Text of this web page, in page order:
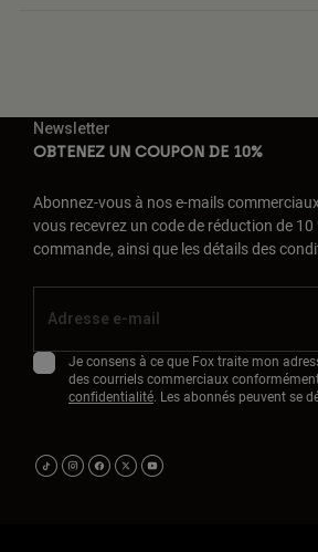
Newsletter
OBTENEZ UN COUPON DE 10%
Abonnez-vous à nos e-mails
vous recevrez un code de réduction de
commande, ainsi que les détails des
Je consens à ce que Fox traite mon
des courriels commerciaux
confidentialité. Les abonnés peuvent se